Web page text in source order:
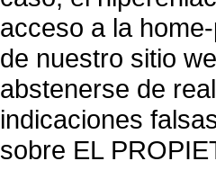
acceso a la
de nuestro sitio
abstenerse de
indicaciones
sobre EL